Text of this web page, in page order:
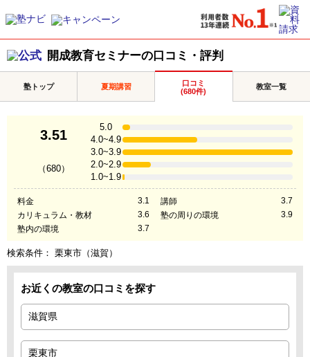
開成教育セミナーの口コミ・評判
塾トップ 夏期講習
口コミ
(680件)
教室一覧
3.51
（680）
5.0
4.0~4.9
3.0~3.9
2.0~2.9
1.0~1.9
料金 3.1 講師
3.7
カリキュラム・教材
3.6 塾の周りの環境
3.9
塾内の環境
3.7
検索条件： 栗東市（滋賀）
お近くの教室の口コミを探す